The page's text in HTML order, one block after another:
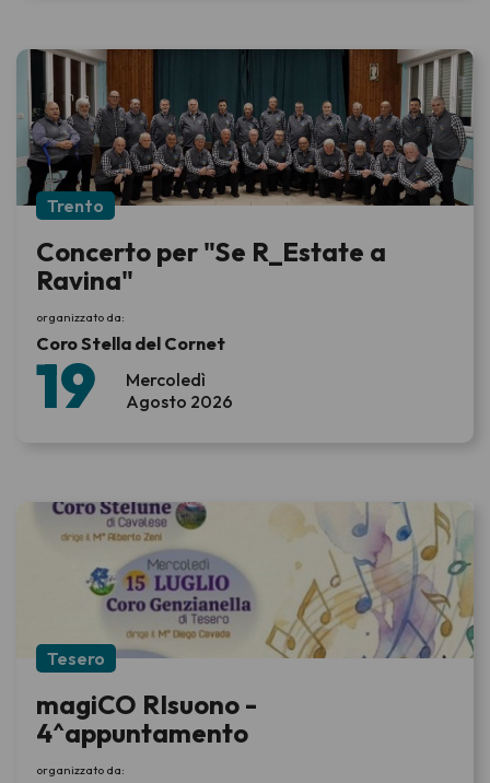
Mercoledì
19 Agosto 2026
Trento
Concerto per "Se R_Estate a
Ravina"
organizzato da:
Coro Stella del Cornet
Tesero
magiCO RIsuono -
4^appuntamento
organizzato da: